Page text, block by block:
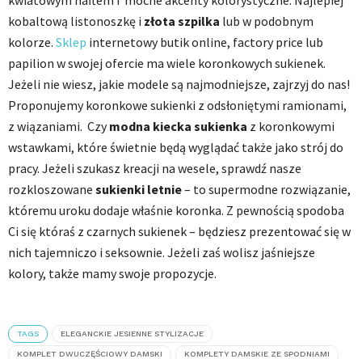
kobaltową listonoszkę i złota szpilka lub w podobnym
kolorze. Sklep internetowy butik online, factory price lub
papilion w swojej ofercie ma wiele koronkowych sukienek.
Jeżeli nie wiesz, jakie modele są najmodniejsze, zajrzyj do nas!
Proponujemy koronkowe sukienki z odsłoniętymi ramionami,
z wiązaniami. Czymodna kiecka sukienka z koronkowymi
wstawkami, które świetnie będą wyglądać także jako strój do
pracy. Jeżeli szukasz kreacji na wesele, sprawdź nasze
rozkloszowane sukienki letnie– to supermodne rozwiązanie,
któremu uroku dodaje właśnie koronka. Z pewnością spodoba
Ci się któraś z czarnych sukienek – będziesz prezentować się w
nich tajemniczo i seksownie. Jeżeli zaś wolisz jaśniejsze
kolory, także mamy swoje propozycje.
TAGS ELEGANCKIE JESIENNE STYLIZACJE
KOMPLET DWUCZĘŚCIOWY DAMSKI KOMPLETY DAMSKIE ZE SPODNIAMI